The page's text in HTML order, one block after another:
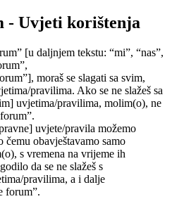
- Uvjeti korištenja
[u daljnjem tekstu: “mi”, “nas”,
moraš se slagati sa svim,
pravilima. Ako se ne slažeš sa
uvjetima/pravilima, molim(o), ne
uvjete/pravila možemo
obavještavamo samo
s vremena na vrijeme ih
da se ne slažeš s
pravilima, a i dalje
forum”.